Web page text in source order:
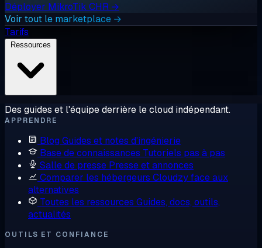
Déployer MikroTik CHR →
Voir tout le marketplace →
Tarifs
Des guides et l'équipe derrière le cloud indépendant.
APPRENDRE
Blog Guides et notes d'ingénierie
Base de connaissances Tutoriels pas à pas
Salle de presse Presse et annonces
Comparer les hébergeurs Cloudzy face aux
alternatives
Toutes les ressources Guides, docs, outils,
actualités
OUTILS ET CONFIANCE